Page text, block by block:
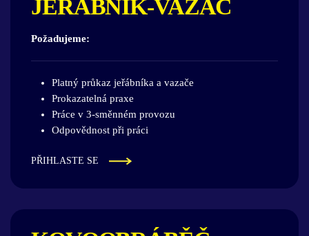
JEŘÁBNÍK-VAZAČ
Požadujeme:
Platný průkaz jeřábníka a vazače
Prokazatelná praxe
Práce v 3-směnném provozu
Odpovědnost při práci
PŘIHLASTE SE